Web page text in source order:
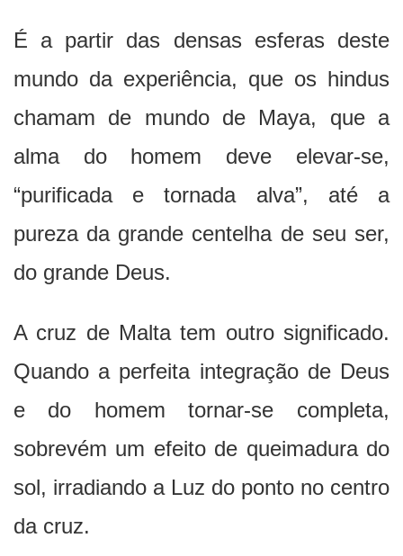
É a partir das densas esferas deste
mundo da experiência, que os hindus
chamam de mundo de Maya, que a
alma do homem deve elevar-se,
“purificada e tornada alva”, até a
pureza da grande centelha de seu ser,
do grande Deus.
A cruz de Malta tem outro significado.
Quando a perfeita integração de Deus
e do homem tornar-se completa,
sobrevém um efeito de queimadura do
sol, irradiando a Luz do ponto no centro
da cruz.